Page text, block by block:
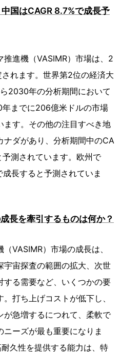
国はCAGR 8.7%で成長予
進機（VASIMR）市場は、2
れます。世界第2位の経済大
2030年の分析期間において
までに206億米ドルの市場
ます。その他の注目すべき地
ナダがあり、分析期間中のCA
測されています。欧州で
長すると予測されていま
長を牽引するものは何か？
VASIMR）市場の成長は、
宙探査の範囲の拡大、次世
る需要など、いくつかの要
打ち上げコストが低下し、
急増するにつれて、柔軟で
ーズが最も重要になりま
久性を提供する能力は、特